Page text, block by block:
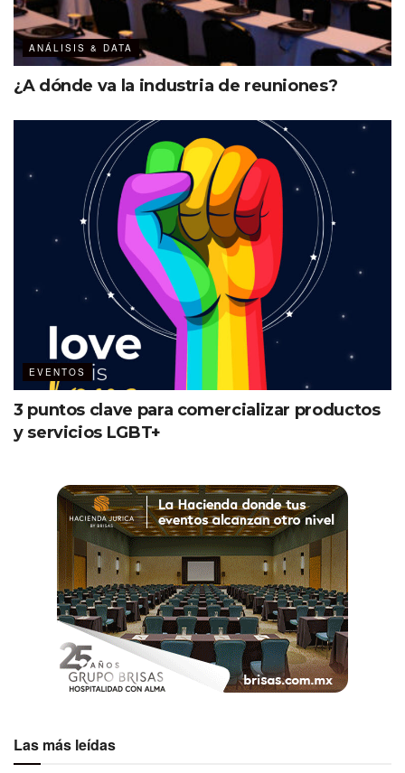
León, destino con vocación MICE
Es la 3raciudad más grande del país
Tiene a Poliforum León, uno de los 3 recintos más
grandes de México
Oferta 80 mil m
para reuniones
El #CNIR2024, que este año rompió record con 800
asistentes, fue organizado por un equipo de
profesionales de la IDR (industria de reuniones) en
coordinación con las autoridades (estatal y local) y la
cadena de valor del destino; estuvo encabezado por
Michel Wohlmuth, quien preside el Consejo Mexicano
de la Industria de Reuniones (COMIR) desde hace 10
meses.
Etiquetas: CNIR COMIR Destacados
ANÁLISIS & DATA
¿A dónde va la industria de reuniones?
EVENTOS
3 puntos clave para comercializar productos
y servicios LGBT+
Las más leídas